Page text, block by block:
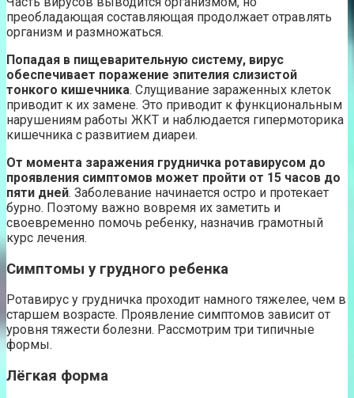
преобладающая составляющая продолжает отравлять
организм и размножаться.
Попадая в пищеварительную систему, вирус
обеспечивает поражение эпителия слизистой
тонкого кишечника. Слущивание зараженных клеток
приводит к их замене. Это приводит к функциональным
нарушениям работы ЖКТ и наблюдается гипермоторика
кишечника с развитием диареи.
От момента заражения грудничка ротавирусом до
проявления симптомов может пройти от 15 часов до
пяти дней. Заболевание начинается остро и протекает
бурно. Поэтому важно вовремя их заметить и
своевременно помочь ребенку, назначив грамотный
курс лечения.
Симптомы у грудного ребенка
Ротавирус у грудничка проходит намного тяжелее, чем в
старшем возрасте. Проявление симптомов зависит от
уровня тяжести болезни. Рассмотрим три типичные
формы.
Лёгкая форма